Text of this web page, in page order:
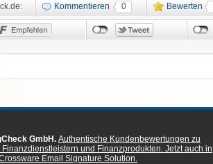
Kommentieren 0 Bewerten
GmbH. Authentische Kundenbewertungen zu
und Finanzprodukten. Jetzt auch in
Email Signature Solution.